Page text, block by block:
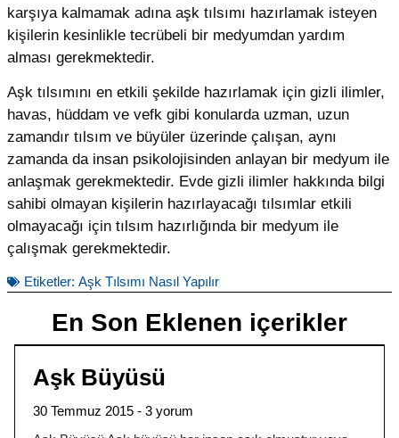
karşıya kalmamak adına aşk tılsımı hazırlamak isteyen
kişilerin kesinlikle tecrübeli bir medyumdan yardım
alması gerekmektedir.
Aşk tılsımını en etkili şekilde hazırlamak için gizli ilimler,
havas, hüddam ve vefk gibi konularda uzman, uzun
zamandır tılsım ve büyüler üzerinde çalışan, aynı
zamanda da insan psikolojisinden anlayan bir medyum ile
anlaşmak gerekmektedir. Evde gizli ilimler hakkında bilgi
sahibi olmayan kişilerin hazırlayacağı tılsımlar etkili
olmayacağı için tılsım hazırlığında bir medyum ile
çalışmak gerekmektedir.
Etiketler: Aşk Tılsımı Nasıl Yapılır
En Son Eklenen içerikler
Aşk Büyüsü
30 Temmuz 2015
3 yorum